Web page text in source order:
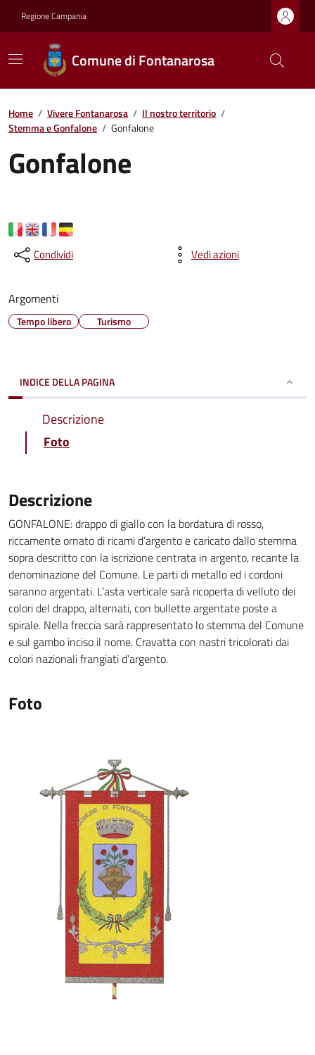
Regione Campania
Comune di Fontanarosa
Home / Vivere Fontanarosa / Il nostro territorio /
Stemma e Gonfalone / Gonfalone
Gonfalone
Condividi Vedi azioni
Argomenti
Tempo libero Turismo
INDICE DELLA PAGINA
Descrizione
Foto
Descrizione
GONFALONE: drappo di giallo con la bordatura di rosso,
riccamente ornato di ricami d’argento e caricato dallo stemma
sopra descritto con la iscrizione centrata in argento, recante la
denominazione del Comune. Le parti di metallo ed i cordoni
saranno argentati. L’asta verticale sarà ricoperta di velluto dei
colori del drappo, alternati, con bullette argentate poste a
spirale. Nella freccia sarà rappresentato lo stemma del Comune
e sul gambo inciso il nome. Cravatta con nastri tricolorati dai
colori nazionali frangiati d’argento.
Foto